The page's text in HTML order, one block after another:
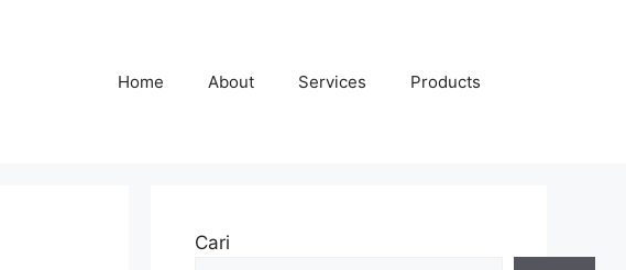
Home About Services Products
Cari